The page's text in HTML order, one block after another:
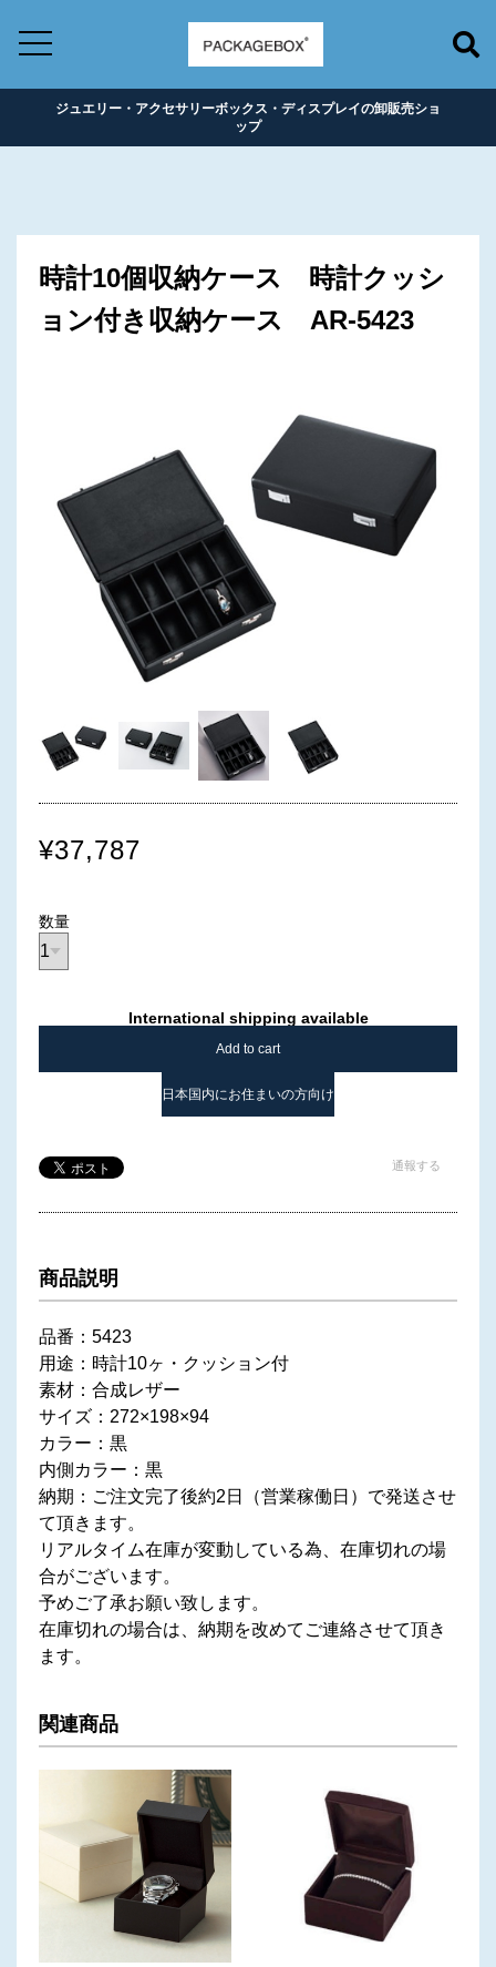
ジュエリー・アクセサリーボックス・ディスプレイの卸販売ショ
ップ
時計10個収納ケース 時計クッシ
ョン付き収納ケース AR-5423
¥37,787
数量
International shipping available
Add to cart
日本国内にお住まいの方向け
通報する
商品説明
品番：5423
用途：時計10ヶ・クッション付
素材：合成レザー
サイズ：272×198×94
カラー：黒
内側カラー：黒
納期：ご注文完了後約2日（営業稼働日）で発送させ
て頂きます。
リアルタイム在庫が変動している為、在庫切れの場
合がございます。
予めご了承お願い致します。
在庫切れの場合は、納期を改めてご連絡させて頂き
ます。
関連商品